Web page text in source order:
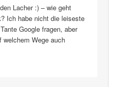
Lacher :) – wie geht
Ich habe nicht die leiseste
Google fragen, aber
Wege auch